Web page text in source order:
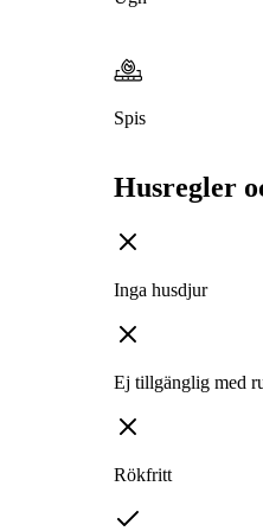
Spis
Husregler
Inga husdjur
Ej tillgänglig med
Rökfritt